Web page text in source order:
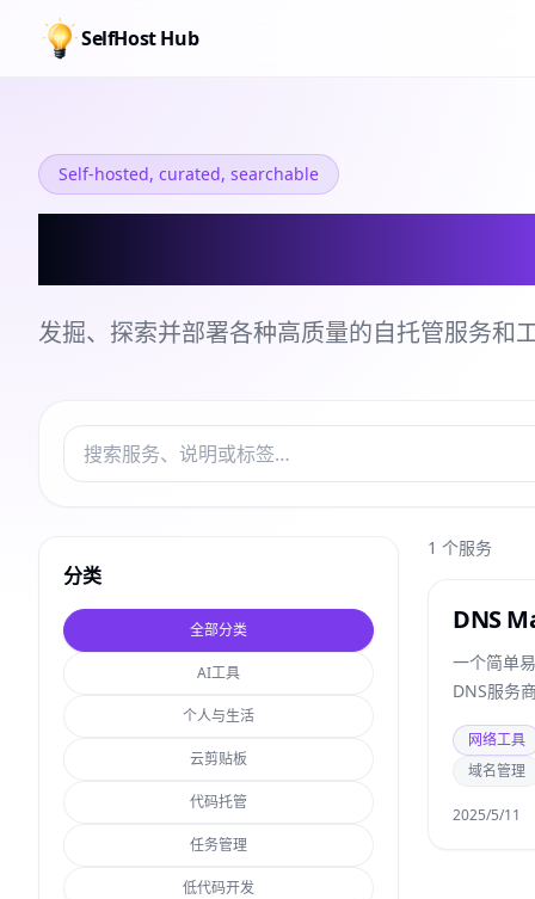
SelfHost Hub
Self-hosted, curated, searchable
发掘、探索并部署各种高质量的自托管服务和
分类
全部分类
AI工具
个人与生活
云剪贴板
代码托管
任务管理
低代码开发
1 个服务
DNS
一个简单
DNS服务
网络工具
域名管理
2025/5/11